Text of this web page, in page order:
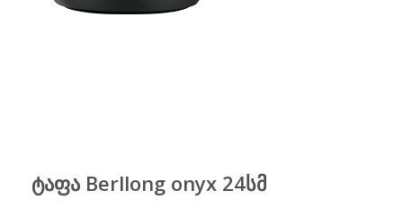
ტაფა Berllong onyx 24სმ